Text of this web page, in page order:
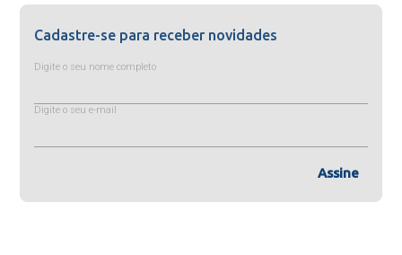
Cadastre-se para receber novidades
Digite o seu nome completo
Digite o seu e-mail
Assine